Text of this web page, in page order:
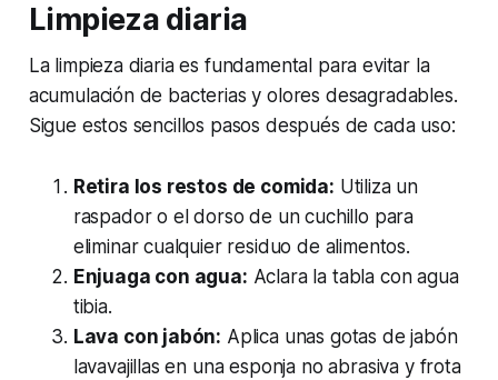
Limpieza diaria
La limpieza diaria es fundamental para evitar la
acumulación de bacterias y olores desagradables.
Sigue estos sencillos pasos después de cada uso:
Retira los restos de comida: Utiliza un
raspador o el dorso de un cuchillo para
eliminar cualquier residuo de alimentos.
Enjuaga con agua: Aclara la tabla con agua
tibia.
Lava con jabón: Aplica unas gotas de jabón
lavavajillas en una esponja no abrasiva y frota